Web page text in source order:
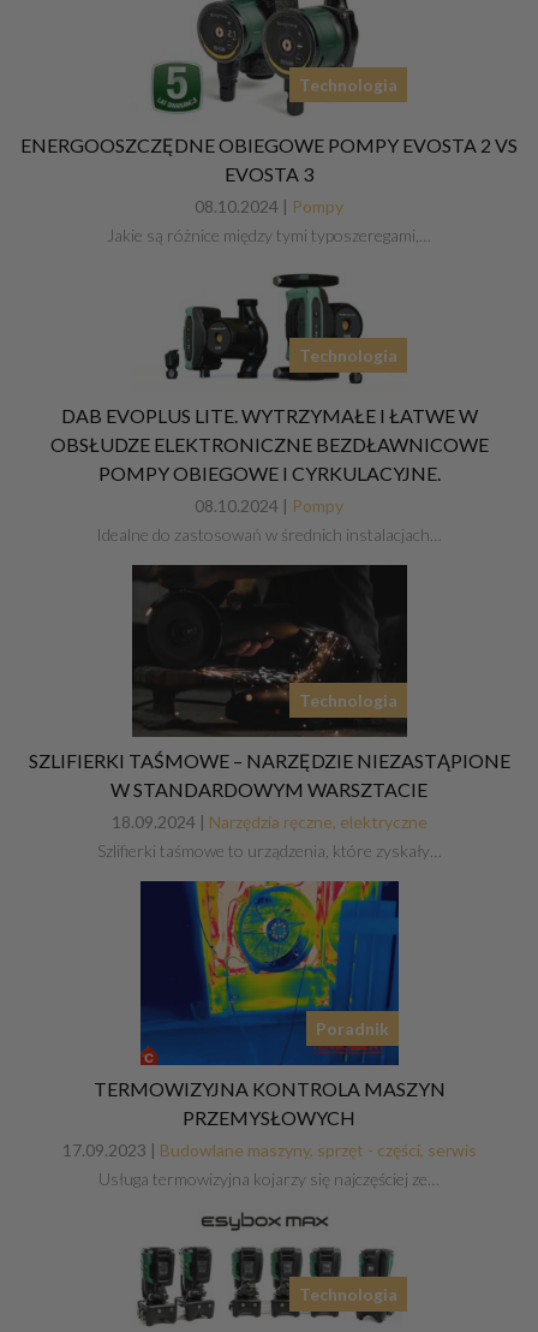
Technologia
ENERGOOSZCZĘDNE OBIEGOWE POMPY EVOSTA 2 VS
EVOSTA 3
08.10.2024 | Pompy
Jakie są różnice między tymi typoszeregami,…
Technologia
DAB EVOPLUS LITE. WYTRZYMAŁE I ŁATWE W
OBSŁUDZE ELEKTRONICZNE BEZDŁAWNICOWE
POMPY OBIEGOWE I CYRKULACYJNE.
08.10.2024 | Pompy
Idealne do zastosowań w średnich instalacjach…
Technologia
SZLIFIERKI TAŚMOWE – NARZĘDZIE NIEZASTĄPIONE
W STANDARDOWYM WARSZTACIE
18.09.2024 | Narzędzia ręczne, elektryczne
Szlifierki taśmowe to urządzenia, które zyskały…
Poradnik
TERMOWIZYJNA KONTROLA MASZYN
PRZEMYSŁOWYCH
17.09.2023 | Budowlane maszyny, sprzęt - części, serwis
Usługa termowizyjna kojarzy się najczęściej ze…
Technologia